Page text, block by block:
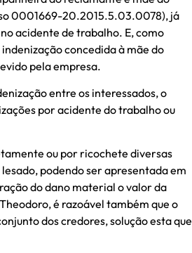
0001669-20.2015.5.03.0078), já
acidente de trabalho. E, como
concedida à mãe do
pela empresa.
entre os interessados, o
por acidente do trabalho ou
ou por ricochete diversas
podendo ser apresentada em
do dano material o valor da
é razoável também que o
dos credores, solução esta que